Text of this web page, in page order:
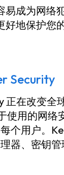
成为网络
地保护您
Security
正在改变全
使用的网络
个用户。
器、密钥